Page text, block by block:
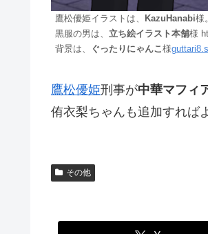
鷹松優姫イラストは、 KazuHanabi様。
黒服の男は、 立ち絵イラスト本舗様
背景は、
ぐったりにゃんこ様
鷹松優姫刑事が中華マフィ
侑衣梨ちゃんも追加すれば
その他